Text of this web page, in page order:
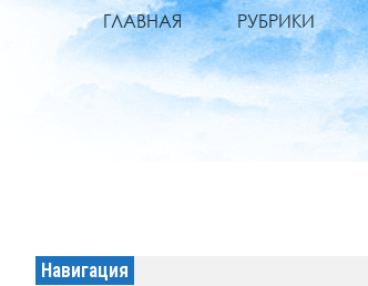
ГЛАВНАЯ РУБРИКИ
Навигация